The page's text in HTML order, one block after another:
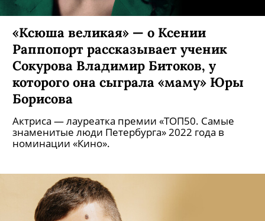
«Ксюша великая» — о Ксении
Раппопорт рассказывает ученик
Сокурова Владимир Битоков, у
которого она сыграла «маму» Юры
Борисова
Актриса — лауреатка премии «ТОП50. Самые
знаменитые люди Петербурга» 2022 года в
номинации «Кино».